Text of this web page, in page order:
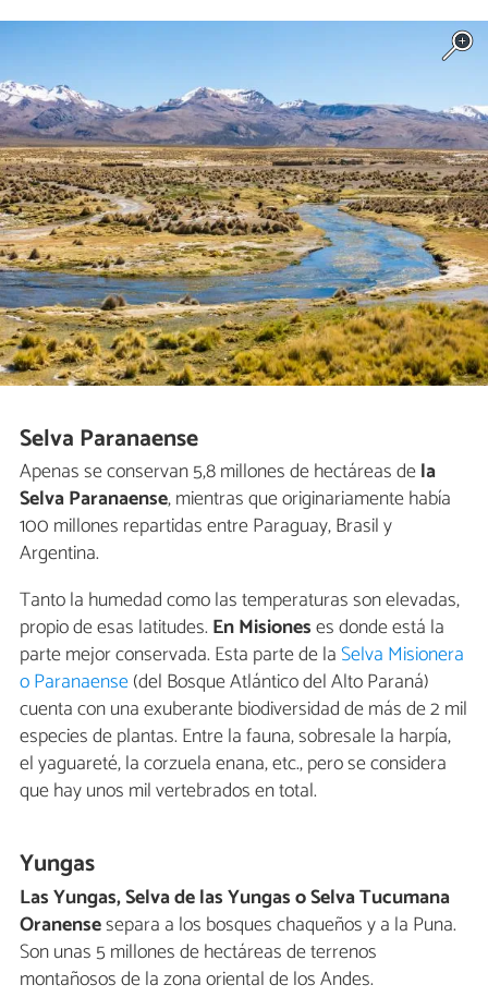
Selva Paranaense
Apenas se conservan 5,8 millones de hectáreas dela
Selva Paranaense, mientras que originariamente había
100 millones repartidas entre Paraguay, Brasil y
Argentina.
Tanto la humedad como las temperaturas son elevadas,
propio de esas latitudes. En Misioneses donde está la
parte mejor conservada. Esta parte de laSelva Misionera
o Paranaense(del Bosque Atlántico del Alto Paraná)
cuenta con una exuberante biodiversidad de más de 2 mil
especies de plantas. Entre la fauna, sobresale la harpía,
el yaguareté, la corzuela enana, etc., pero se considera
que hay unos mil vertebrados en total.
Yungas
Las Yungas, Selva de las Yungas o Selva Tucumana
Oranensesepara a los bosques chaqueños y a la Puna.
Son unas 5 millones de hectáreas de terrenos
montañosos de la zona oriental de los Andes.